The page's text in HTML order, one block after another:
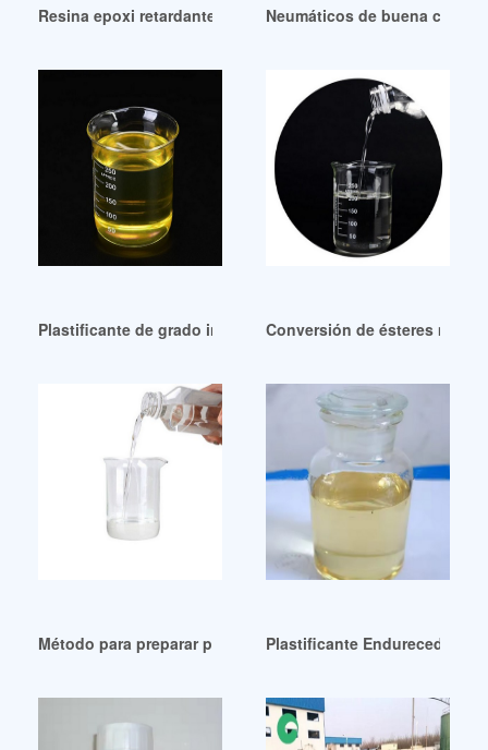
Resina epoxi retardante al fuego de alta eficacia curada por
Neumáticos de buena
Plastificante de grado industrial a precio de fábrica para
Conversión de ésteres
Método para preparar plastificante a base de éster Brasil
Plastificante Endurecedor al